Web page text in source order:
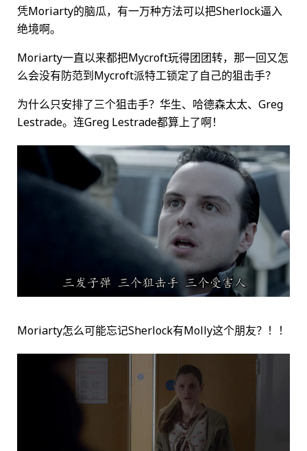
凭Moriarty的脑瓜，有一万种方法可以把Sherlock逼入
绝境啊。
Moriarty一直以来都把Mycroft玩得团团转，那一回又怎
么会没有防范到Mycroft派特工锁定了自己的狙击手？
为什么只安排了三个狙击手？华生、哈德森太太、Greg
Lestrade。连Greg Lestrade都算上了啊！
Moriarty怎么可能忘记Sherlock有Molly这个朋友？！！